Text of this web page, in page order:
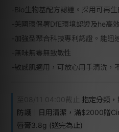
-Bio生物基配方認證。採用可再
-美國環保署DfE環境認證及he高
-加強型聚合科技專利認證。能迅
-無味無毒無致敏性
-敏感肌適用，可放心用手清洗，
08/11 04:00截止 指定分類
防護｜日用清潔，滿$2000贈
唇膏3.8g (送完為止)